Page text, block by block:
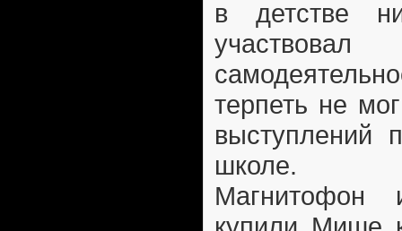
в детстве
участвовал
терпеть не
выступлений
школе.
Магнитофон